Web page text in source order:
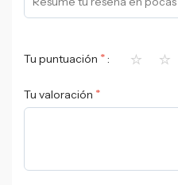
Tu puntuación * ⭐ ⭐
Tu valoración *